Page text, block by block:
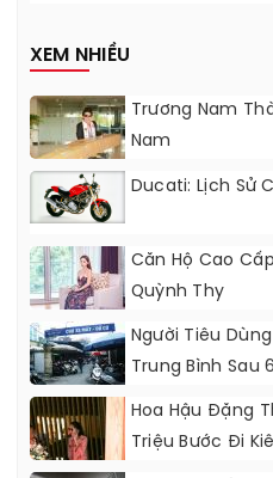
XEM NHIỀU
Trương Nam
Nam
Ducati: Lịch Sử
Căn Hộ Cao
Quỳnh Thy
Người Tiêu
Trung Bình Sau
Hoa Hậu Đặng
Triệu Bước Đi